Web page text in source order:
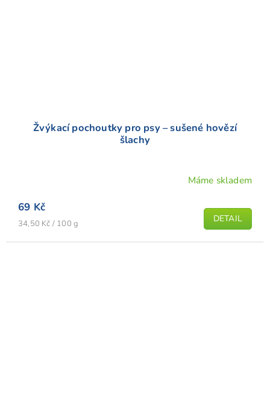
Žvýkací pochoutky pro psy – sušené hovězí
šlachy
Máme skladem
69 Kč
Měrná
34,50 Kč / 100 g DETAIL